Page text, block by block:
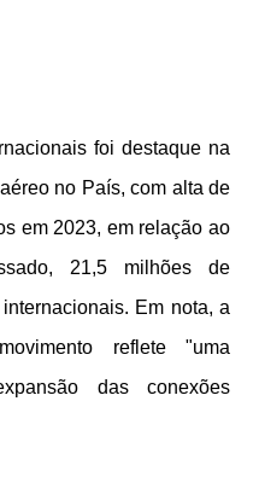
foi destaque na
no País, com alta de
em 2023, em relação ao
21,5 milhões de
Em nota, a
reflete "uma
das conexões